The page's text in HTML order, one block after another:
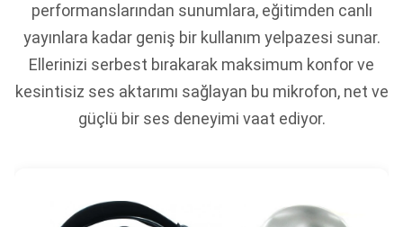
performanslarından sunumlara, eğitimden canlı
yayınlara kadar geniş bir kullanım yelpazesi sunar.
Ellerinizi serbest bırakarak maksimum konfor ve
kesintisiz ses aktarımı sağlayan bu mikrofon, net ve
güçlü bir ses deneyimi vaat ediyor.